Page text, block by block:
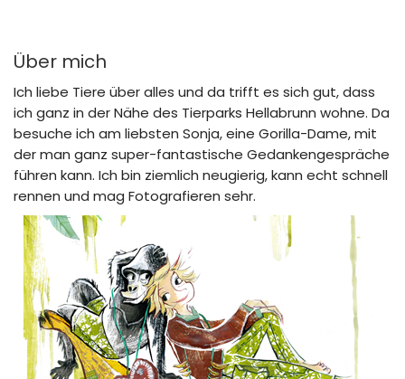
Über mich
Ich liebe Tiere über alles und da trifft es sich gut, dass
ich ganz in der Nähe des Tierparks Hellabrunn wohne. Da
besuche ich am liebsten Sonja, eine Gorilla-Dame, mit
der man ganz super-fantastische Gedankengespräche
führen kann. Ich bin ziemlich neugierig, kann echt schnell
rennen und mag Fotografieren sehr.